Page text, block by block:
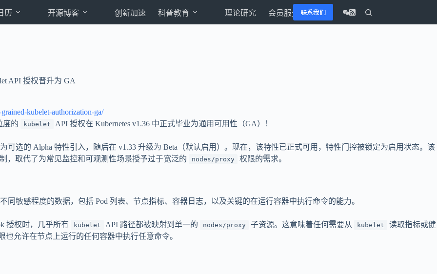
历 开源博客 创新加速 科普教育 理论研究 会员服务 联系我们
API 授权晋升为 GA
kubelet-authorization-ga/
度的
kubelet API 授权在 Kubernetes v1.36 中正式毕业为通用可用性（GA）！
可选的 Alpha 特性引入，随后在 v1.33 升级为 Beta（默认启用）。现在，该特性已正式可用，特性门控被锁定为启用状态。该
，取代了为常见监控和可观测性场景授予过于宽泛的
nodes/proxy 权限的需求。
敏感程度的数据，包括 Pod 列表、节点指标、容器日志，以及关键的在运行容器中执行命令的能力。
授权时，几乎所有 kubelet API 路径都被映射到单一的 nodes/proxy 子资源。这意味着任何需要从 kubelet
读取指标或健
也允许在节点上运行的任何容器中执行任意命令。